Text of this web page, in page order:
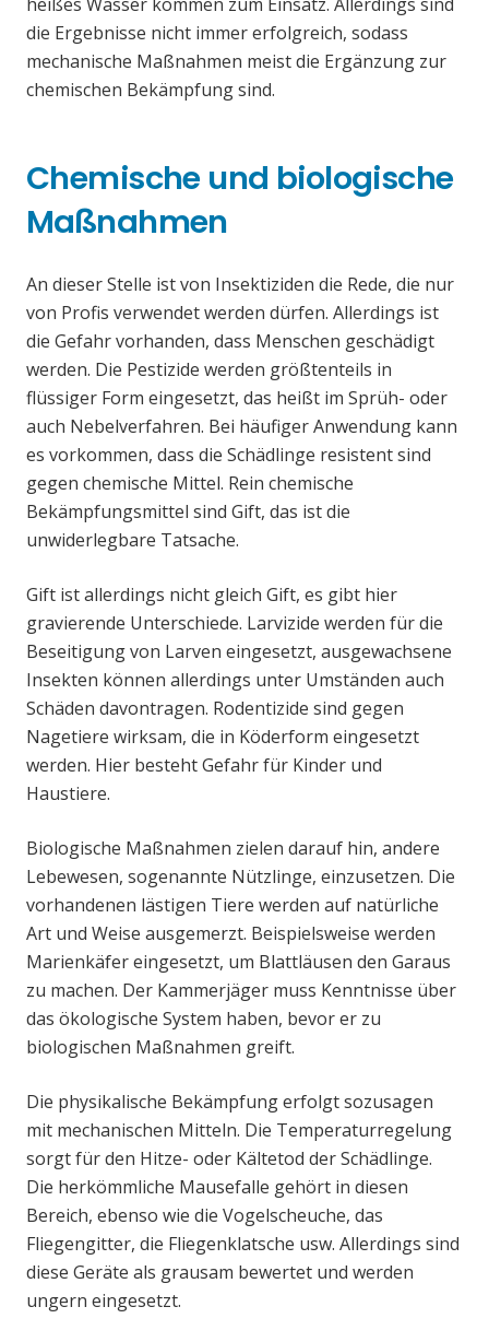
die Ergebnisse nicht immer erfolgreich, sodass
mechanische Maßnahmen meist die Ergänzung zur
chemischen Bekämpfung sind.
Chemische und biologische
Maßnahmen
An dieser Stelle ist von Insektiziden die Rede, die nur
von Profis verwendet werden dürfen. Allerdings ist
die Gefahr vorhanden, dass Menschen geschädigt
werden. Die Pestizide werden größtenteils in
flüssiger Form eingesetzt, das heißt im Sprüh- oder
auch Nebelverfahren. Bei häufiger Anwendung kann
es vorkommen, dass die Schädlinge resistent sind
gegen chemische Mittel. Rein chemische
Bekämpfungsmittel sind Gift, das ist die
unwiderlegbare Tatsache.
Gift ist allerdings nicht gleich Gift, es gibt hier
gravierende Unterschiede. Larvizide werden für die
Beseitigung von Larven eingesetzt, ausgewachsene
Insekten können allerdings unter Umständen auch
Schäden davontragen. Rodentizide sind gegen
Nagetiere wirksam, die in Köderform eingesetzt
werden. Hier besteht Gefahr für Kinder und
Haustiere.
Biologische Maßnahmen zielen darauf hin, andere
Lebewesen, sogenannte Nützlinge, einzusetzen. Die
vorhandenen lästigen Tiere werden auf natürliche
Art und Weise ausgemerzt. Beispielsweise werden
Marienkäfer eingesetzt, um Blattläusen den Garaus
zu machen. Der Kammerjäger muss Kenntnisse über
das ökologische System haben, bevor er zu
biologischen Maßnahmen greift.
Die physikalische Bekämpfung erfolgt sozusagen
mit mechanischen Mitteln. Die Temperaturregelung
sorgt für den Hitze- oder Kältetod der Schädlinge.
Die herkömmliche Mausefalle gehört in diesen
Bereich, ebenso wie die Vogelscheuche, das
Fliegengitter, die Fliegenklatsche usw. Allerdings sind
diese Geräte als grausam bewertet und werden
ungern eingesetzt.